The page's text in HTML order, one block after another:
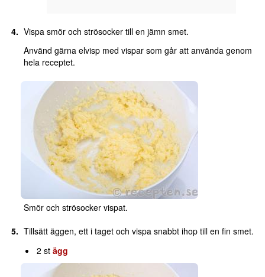
Vispa smör och strösocker till en jämn smet.
Använd gärna elvisp med vispar som går att använda genom
hela receptet.
Smör och strösocker vispat.
Tillsätt äggen, ett i taget och vispa snabbt ihop till en fin smet.
2 stägg